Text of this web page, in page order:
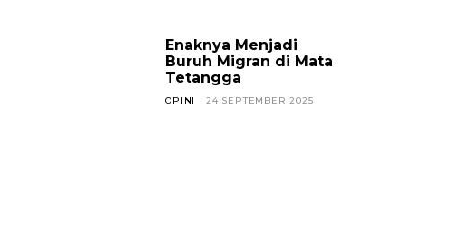
Enaknya Menjadi
Buruh Migran di Mata
Tetangga
OPINI 24 SEPTEMBER 2025